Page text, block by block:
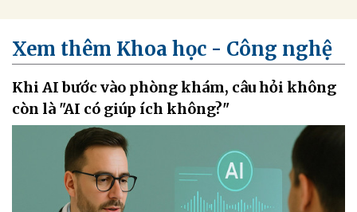
Xem thêm Khoa học - Công nghệ
Khi AI bước vào phòng khám, câu hỏi không
còn là "AI có giúp ích không?"